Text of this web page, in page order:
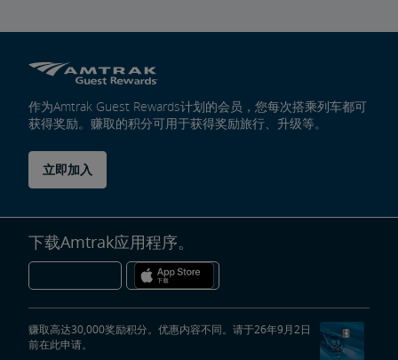
作为Amtrak Guest Rewards计划的会员，您每次搭乘列车都可
获得奖励。赚取的积分可用于获得奖励旅行、升级等。
立即加入
下载Amtrak应用程序。
赚取高达30,000奖励积分。优惠内容不同。请于26年9月2日
前在此申请。